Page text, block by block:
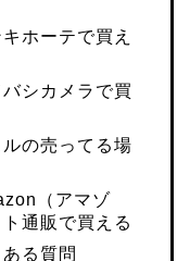
ホーテで買え
シカメラで買
の売ってる場
（アマゾ
通販で買える
る質問